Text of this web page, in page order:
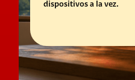
dispositivos a la vez.